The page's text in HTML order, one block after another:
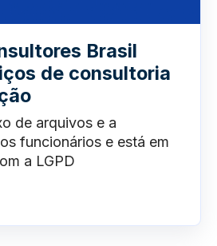
Brasil
de consultoria
de arquivos e a
funcionários e está em
a LGPD